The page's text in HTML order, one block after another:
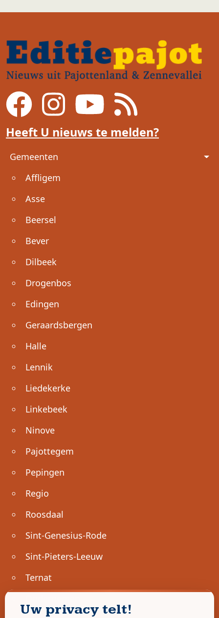
Heeft U nieuws te melden?
Voet
Gemeenten
Affligem
Asse
Beersel
Bever
Dilbeek
Drogenbos
Edingen
Geraardsbergen
Halle
Lennik
Liedekerke
Linkebeek
Ninove
Pajottegem
Pepingen
Regio
Roosdaal
Sint-Genesius-Rode
Sint-Pieters-Leeuw
Ternat
Uw privacy telt!